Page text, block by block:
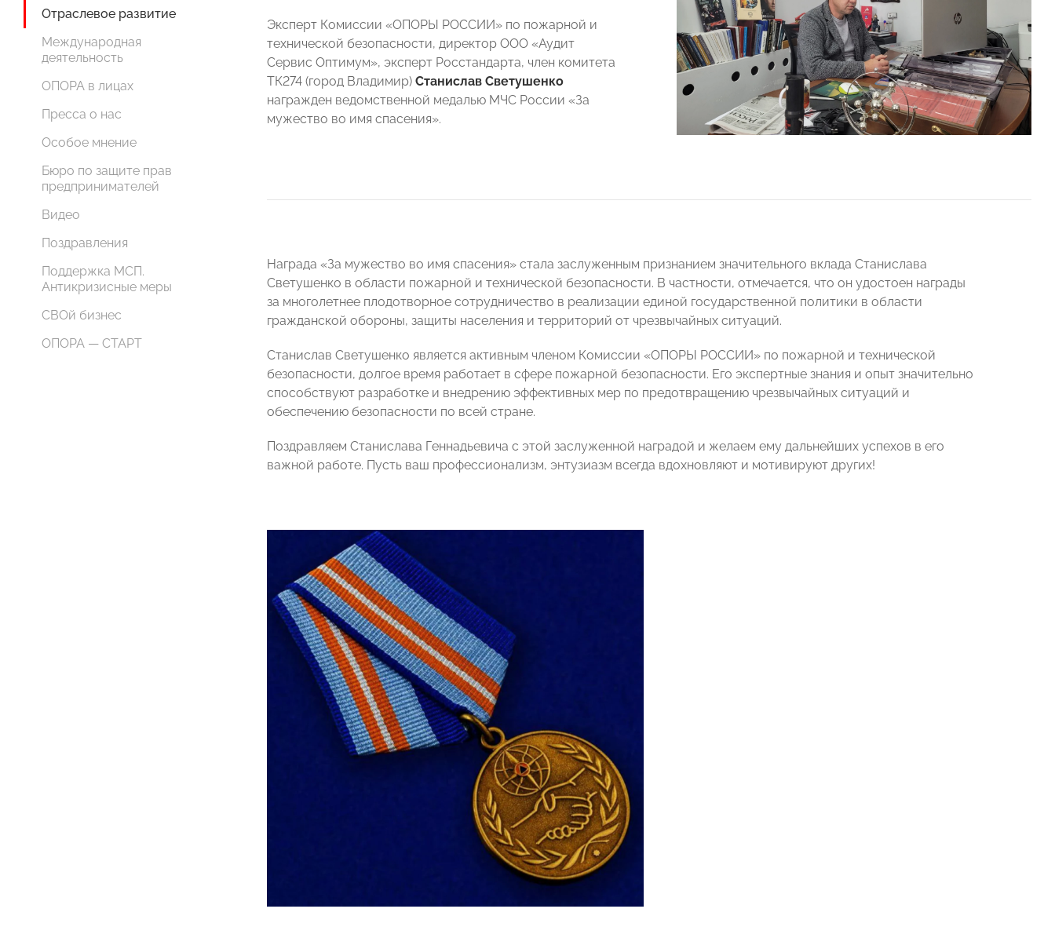
Отраслевое развитие
Международная
деятельность
ОПОРА в лицах
Пресса о нас
Особое мнение
Бюро по защите прав
предпринимателей
Видео
Поздравления
Поддержка МСП.
Антикризисные меры
СВОй бизнес
ОПОРА — СТАРТ
Эксперт Комиссии «ОПОРЫ РОССИИ» по пожарной и
технической безопасности, директор ООО «Аудит
Сервис Оптимум», эксперт Росстандарта, член комитета
ТК274 (город Владимир) Станислав Светушенко
награжден ведомственной медалью МЧС России «За
мужество во имя спасения».
Награда «За мужество во имя спасения» стала заслуженным признанием значительного вклада Станислава
Светушенко в области пожарной и технической безопасности. В частности, отмечается, что он удостоен награды
за многолетнее плодотворное сотрудничество в реализации единой государственной политики в области
гражданской обороны, защиты населения и территорий от чрезвычайных ситуаций.
Станислав Светушенко является активным членом Комиссии «ОПОРЫ РОССИИ» по пожарной и технической
безопасности, долгое время работает в сфере пожарной безопасности. Его экспертные знания и опыт значительно
способствуют разработке и внедрению эффективных мер по предотвращению чрезвычайных ситуаций и
обеспечению безопасности по всей стране.
Поздравляем Станислава Геннадьевича с этой заслуженной наградой и желаем ему дальнейших успехов в его
важной работе. Пусть ваш профессионализм, энтузиазм всегда вдохновляют и мотивируют других!